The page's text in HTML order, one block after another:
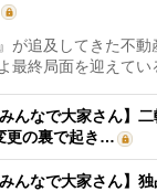
が追及してきた不動
最終局面を迎えて
んなで大家さん】
更の裏で起き…
んなで大家さん】